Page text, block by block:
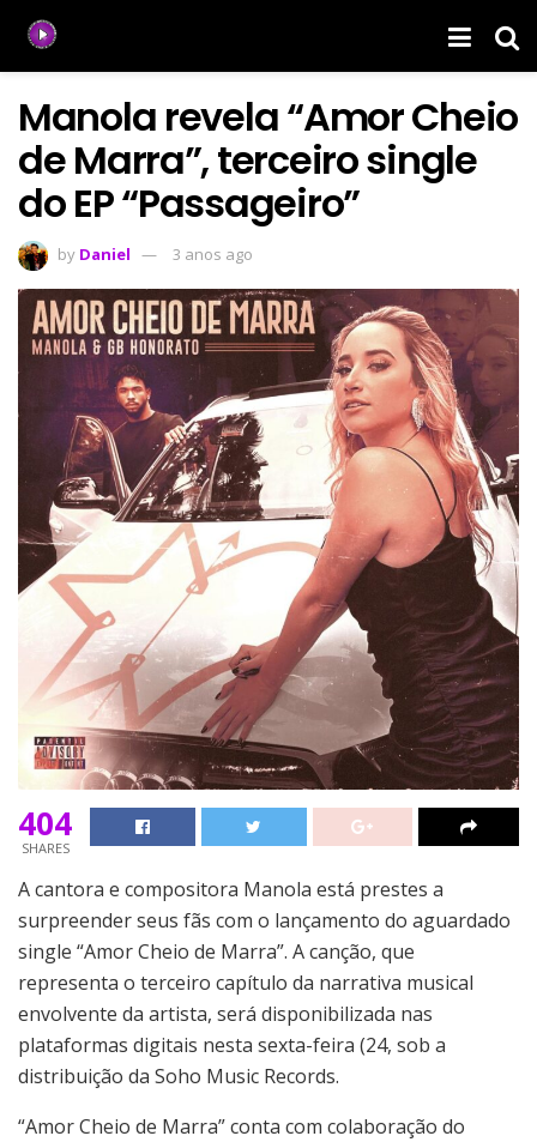
Manola revela “Amor Cheio
de Marra”, terceiro single
do EP “Passageiro”
by Daniel 3 anos ago
404
SHARES
A cantora e compositora Manola está prestes a
surpreender seus fãs com o lançamento do aguardado
single “Amor Cheio de Marra”. A canção, que
representa o terceiro capítulo da narrativa musical
envolvente da artista, será disponibilizada nas
plataformas digitais nesta sexta-feira (24, sob a
distribuição da Soho Music Records.
“Amor Cheio de Marra” conta com colaboração do